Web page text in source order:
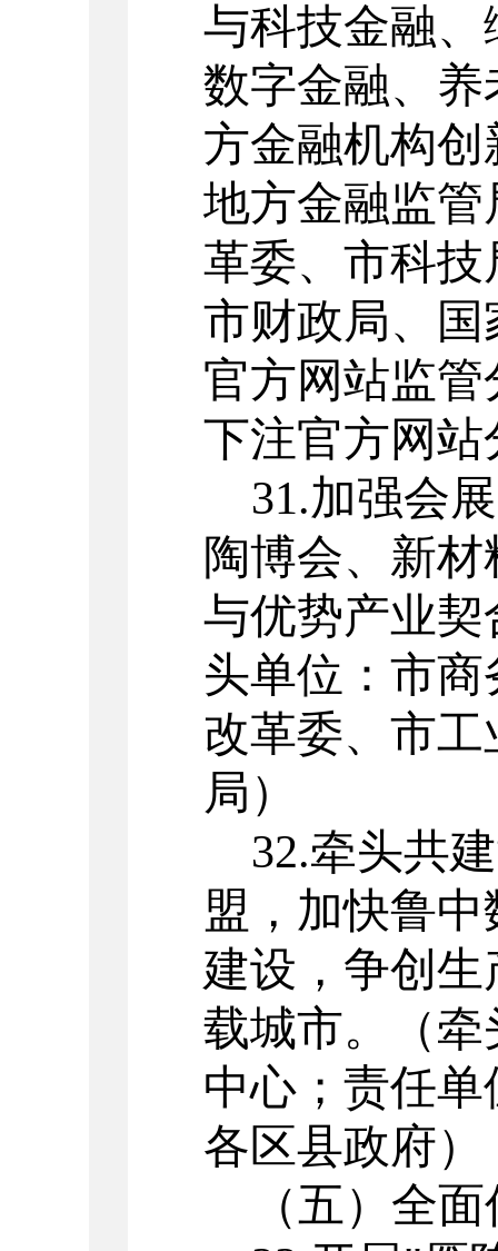
与科技金融
数字金融、
方金融机构创
地方金融监
革委、市科
市财政局、
官方网站监
下注官方网站
31.加强会
陶博会、新
与优势产业
头单位：市
改革委、市
局）
32.牵头共
盟，加快鲁
建设，争创
载城市。
（
中心；责任
各区县政府）
（五） 全面